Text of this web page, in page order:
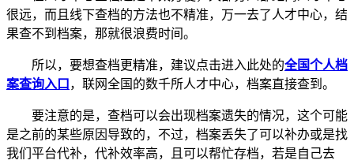
很远，而且线下查档的方法也不精准，万一去了人才中心，结
果查不到档案，那就很浪费时间。
所以，要想查档更精准，建议点击进入此处的全国个人档
案查询入口 ，联网全国的数千所人才中心，档案直接查到。
要注意的是，查档可以会出现档案遗失的情况，这个可能
是之前的某些原因导致的，不过，档案丢失了可以补办或是找
我们平台代补，代补效率高，且可以帮忙存档，若是自己去